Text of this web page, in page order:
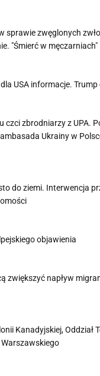
sprawie zwęglonych
"Śmierć w męczarniach"
USA informacje.
czci zbrodniarzy z UPA.
Ukrainy w
do ziemi. Interwencja
objawienia
zwiększyć napływ
Kanadyjskiej, Oddział